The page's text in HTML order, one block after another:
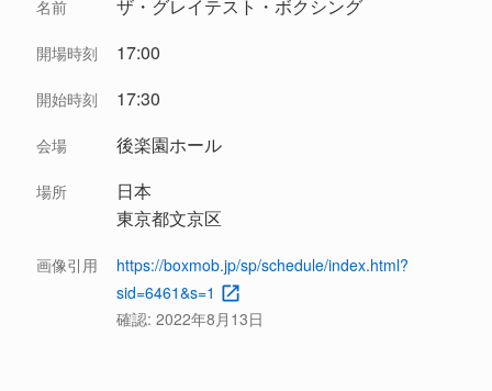
名前 ザ・グレイテスト・ボクシング
開場時刻 17:00
開始時刻 17:30
会場 後楽園ホール
場所
日本
東京都文京区
画像引用
https://boxmob.jp/sp/schedule/index.html?
sid=6461&s=1
確認: 2022年8月13日